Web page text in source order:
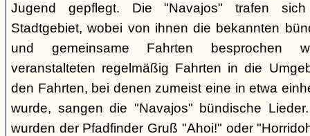
Jugend gepflegt. Die "Navajos" trafen
Stadtgebiet, wobei von ihnen die bekannten
und gemeinsame Fahrten besprochen
veranstalteten regelmäßig Fahrten in die
den Fahrten, bei denen zumeist eine in etwa
wurde, sangen die "Navajos" bündische
wurden der Pfadfinder Gruß "Ahoi!" oder